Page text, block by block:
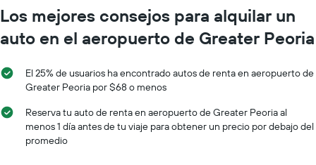
Los mejores consejos para alquilar un
auto en el aeropuerto de Greater Peoria
El 25% de usuarios ha encontrado autos de renta en aeropuerto de
Greater Peoria por $68 o menos
Reserva tu auto de renta en aeropuerto de Greater Peoria al
menos 1 día antes de tu viaje para obtener un precio por debajo del
promedio